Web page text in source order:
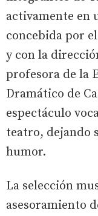
activamente en
concebida por
y con la
profesora de la
Dramático de
espectáculo
teatro, dejando
humor.
La selección
asesoramiento